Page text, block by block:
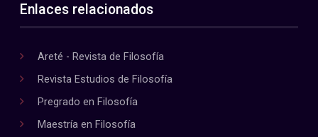
Enlaces relacionados
Areté - Revista de Filosofía
Revista Estudios de Filosofía
Pregrado en Filosofía
Maestría en Filosofía